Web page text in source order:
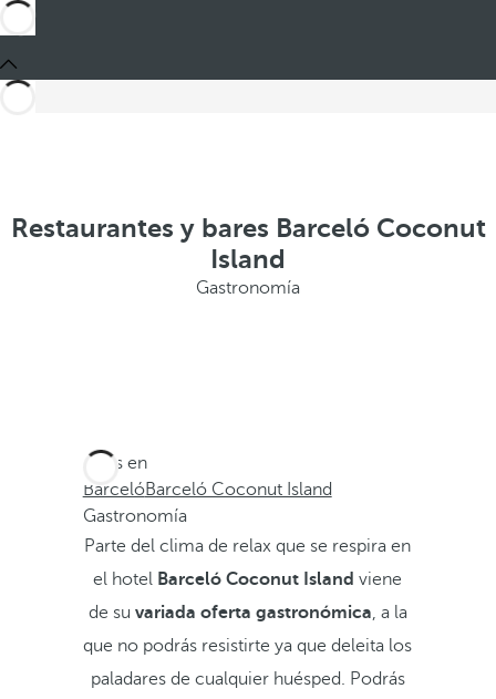
Restaurantes y bares Barceló Coconut
Island
Gastronomía
Estás en
BarcelóBarceló Coconut Island
Gastronomía
Parte del clima de relax que se respira en
el hotel Barceló Coconut Island viene
de su variada oferta gastronómica, a la
que no podrás resistirte ya que deleita los
paladares de cualquier huésped. Podrás